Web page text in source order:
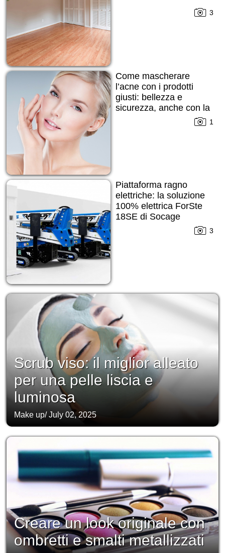
3
Come mascherare
l’acne con i prodotti
giusti: bellezza e
sicurezza, anche con la
1
Piattaforma ragno
elettriche: la soluzione
100% elettrica ForSte
18SE di Socage
3
Scrub viso: il miglior alleato
per una pelle liscia e
luminosa
Make up/July 02, 2025
Creare un look originale con
ombretti e smalti metallizzati